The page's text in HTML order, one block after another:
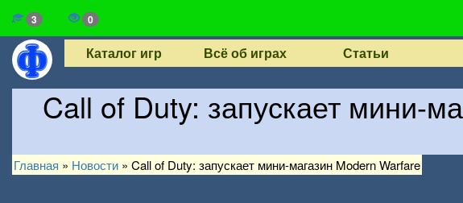
3 0
Каталог игр Всё об играх Статьи
Call of Duty: запускает мини-
Главная » Новости » Call of Duty: запускает мини-магазин Modern Warfare